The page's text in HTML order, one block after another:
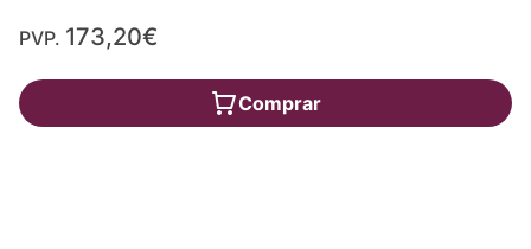
PVP. 173,20€
Comprar